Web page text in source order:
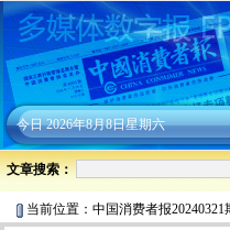
今日2026年8月8日星期六
文章搜索：
当前位置： 中国消费者报20240321